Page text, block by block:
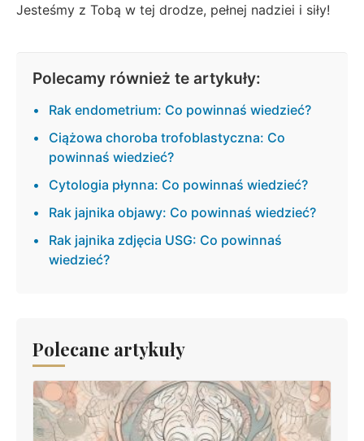
Jesteśmy z Tobą w tej drodze, pełnej nadziei i siły!
Polecamy również te artykuły:
Rak endometrium: Co powinnaś wiedzieć?
Ciążowa choroba trofoblastyczna: Co
powinnaś wiedzieć?
Cytologia płynna: Co powinnaś wiedzieć?
Rak jajnika objawy: Co powinnaś wiedzieć?
Rak jajnika zdjęcia USG: Co powinnaś
wiedzieć?
Polecane artykuły